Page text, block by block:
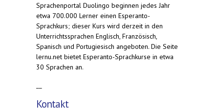
Sprachenportal Duolingo beginnen jedes Jahr
etwa 700.000 Lerner einen Esperanto-
Sprachkurs; dieser Kurs wird derzeit in den
Unterrichtssprachen Englisch, Französisch,
Spanisch und Portugiesisch angeboten. Die Seite
lernu.net bietet Esperanto-Sprachkurse in etwa
30 Sprachen an.
Kontakt